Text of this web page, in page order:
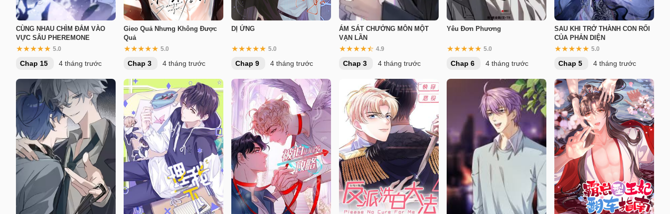
CÙNG NHAU CHÌM ĐẮM VÀO
VỰC SÂU PHEREMONE
5.0
Chap 15 4 tháng trước
Gieo Quả Nhưng Không Được
Quả
5.0
Chap 3 4 tháng trước
DỊ ỨNG
5.0
Chap 9 4 tháng trước
ÁM SÁT CHƯỞNG MÔN MỘT
VẠN LẦN
4.9
Chap 3 4 tháng trước
Yêu Đơn Phương
5.0
Chap 6 4 tháng trước
SAU KHI TRỞ THÀNH CON RỐI
CỦA PHẢN DIỆN
5.0
Chap 5 4 tháng trước